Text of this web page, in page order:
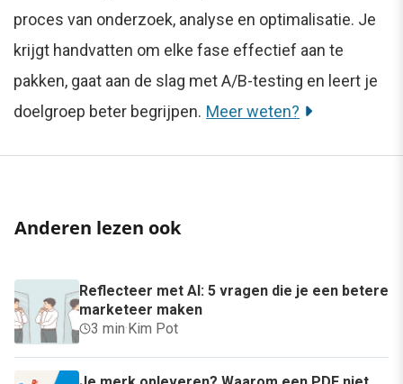
proces van onderzoek, analyse en optimalisatie. Je
krijgt handvatten om elke fase effectief aan te
pakken, gaat aan de slag met A/B-testing en leert je
doelgroep beter begrijpen. Meer weten?
Anderen lezen ook
Reflecteer met AI: 5 vragen die je een betere
marketeer maken
3 min·Kim Pot